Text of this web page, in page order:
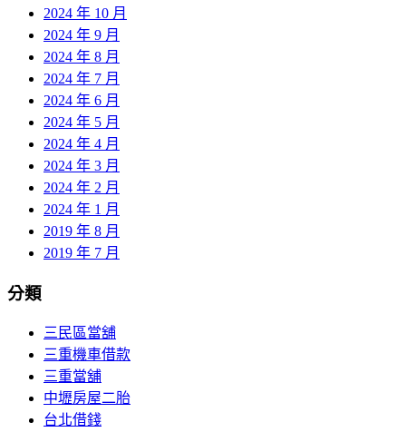
2024 年 10 月
2024 年 9 月
2024 年 8 月
2024 年 7 月
2024 年 6 月
2024 年 5 月
2024 年 4 月
2024 年 3 月
2024 年 2 月
2024 年 1 月
2019 年 8 月
2019 年 7 月
分類
三民區當舖
三重機車借款
三重當舖
中壢房屋二胎
台北借錢